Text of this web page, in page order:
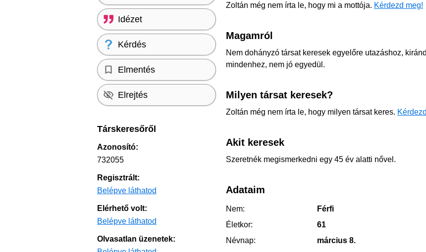
Zoltán még nem írta le, hogy mi a mottója. Kérdezd meg!
Magamról
Nem dohányzó társat keresek egyelőre utazáshoz,
mindenhez, nem jó egyedül.
Milyen társat keresek?
Zoltán még nem írta le, hogy milyen társat keres.
Akit keresek
Szeretnék megismerkedni egy 45 év alatti nővel.
Adataim
Nem:
Férfi
Életkor:
61
Névnap:
március 8.
Idézet
Kérdés
Elmentés
Elrejtés
Társkeresőről
Azonosító:
732055
Regisztrált:
Belépve láthatod
Elérhető volt:
Belépve láthatod
Olvasatlan üzenetek: